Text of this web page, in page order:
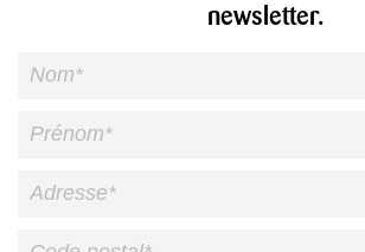
newsletter.